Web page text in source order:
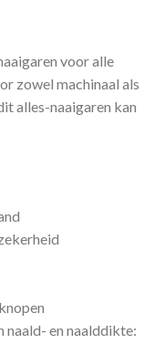
voor alle
zowel machinaal als
alles-naaigaren kan
naald- en naalddikte: